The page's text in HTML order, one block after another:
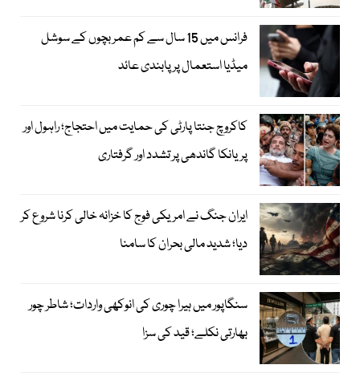
فرانس میں 15 سال سے کم عمر بچوں کے سوشل
میڈیا استعمال پر پابندی عائد
کاکروچ جنتا پارٹی کی حمایت میں احتجاج؛ راہول اور
پریانکا گاندھی پر تشدد اور گرفتاری
ایران جنگ نے امریکی فوج کا خزانہ خالی کرنا شروع کر
دیا؛ شدید مالی بحران کا سامنا
سنگاپور میں ہیرا چوری کی انوکھی واردات؛ شاطر چور
بھارتی نکلے؛ قید کی سزا